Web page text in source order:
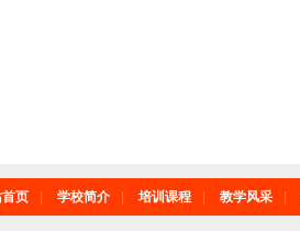
页 学校简介 培训课程 教学风采